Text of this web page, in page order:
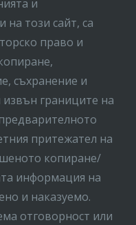
и
този сайт, са
право и
съхранение и
извън границите на
притежател на
копиране/
информация на
и наказуемо.
отговорност или